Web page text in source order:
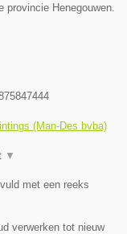
Henegouwen.
(Man-Des bvba)
▼
met een reeks
verwerken tot nieuw